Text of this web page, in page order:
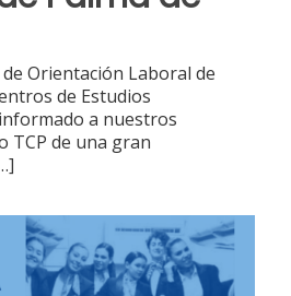
Orientación Laboral de
de Estudios
a nuestros
TCP de una gran